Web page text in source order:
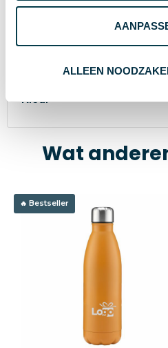
ALLEEN
Artikelnummer
Materiaal
Kleur
Wat
Bestseller